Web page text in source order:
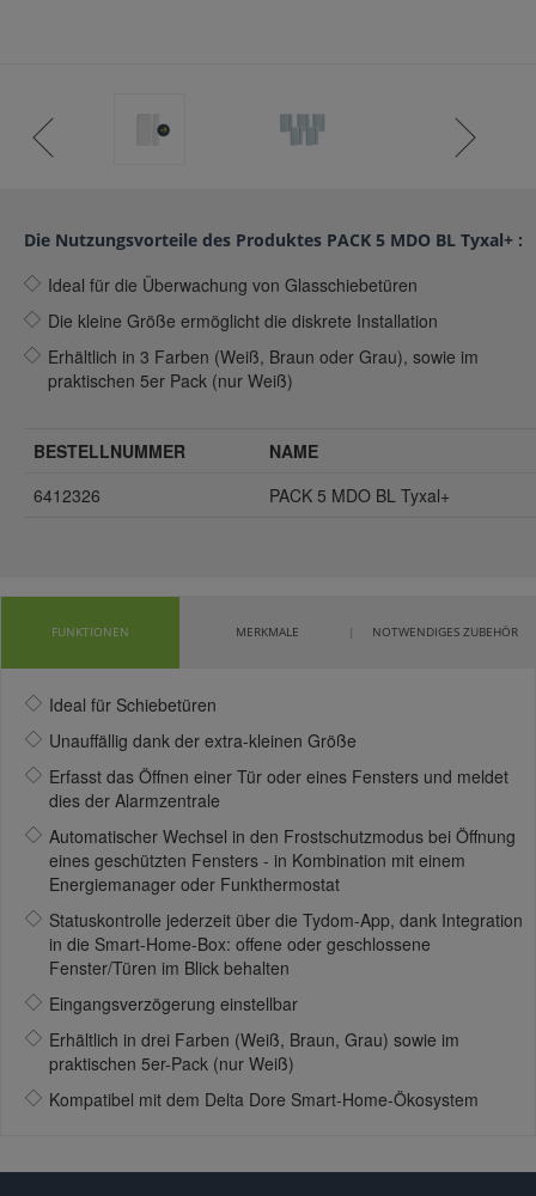
Die Nutzungsvorteile des Produktes PACK 5 MDO BL Tyxal+ :
Ideal für die Überwachung von Glasschiebetüren
Die kleine Größe ermöglicht die diskrete Installation
Erhältlich in 3 Farben (Weiß, Braun oder Grau), sowie im
praktischen 5er Pack (nur Weiß)
BESTELLNUMMER
NAME
6412326
PACK 5 MDO BL Tyxal+
FUNKTIONEN MERKMALE NOTWENDIGES ZUBEHÖR
Ideal für Schiebetüren
Unauffällig dank der extra-kleinen Größe
Erfasst das Öffnen einer Tür oder eines Fensters und meldet
dies der Alarmzentrale
Automatischer Wechsel in den Frostschutzmodus bei Öffnung
eines geschützten Fensters - in Kombination mit einem
Energiemanager oder Funkthermostat
Statuskontrolle jederzeit über die Tydom-App, dank Integration
in die Smart-Home-Box: offene oder geschlossene
Fenster/Türen im Blick behalten
Eingangsverzögerung einstellbar
Erhältlich in drei Farben (Weiß, Braun, Grau) sowie im
praktischen 5er-Pack (nur Weiß)
Kompatibel mit dem Delta Dore Smart-Home-Ökosystem